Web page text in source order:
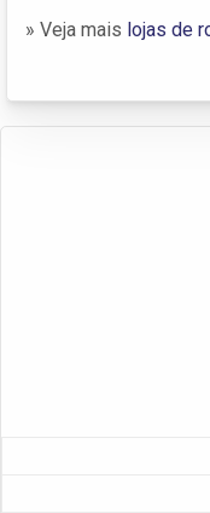
» Veja mais lojas de